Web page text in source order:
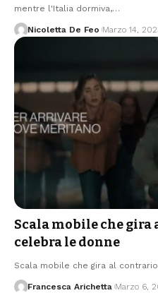
mentre l'Italia dormiva,…
Nicoletta De Feo Marzo 14,
Scala mobile che gira
celebra le donne
Scala mobile che gira al
Francesca Arichetta Marzo 6,